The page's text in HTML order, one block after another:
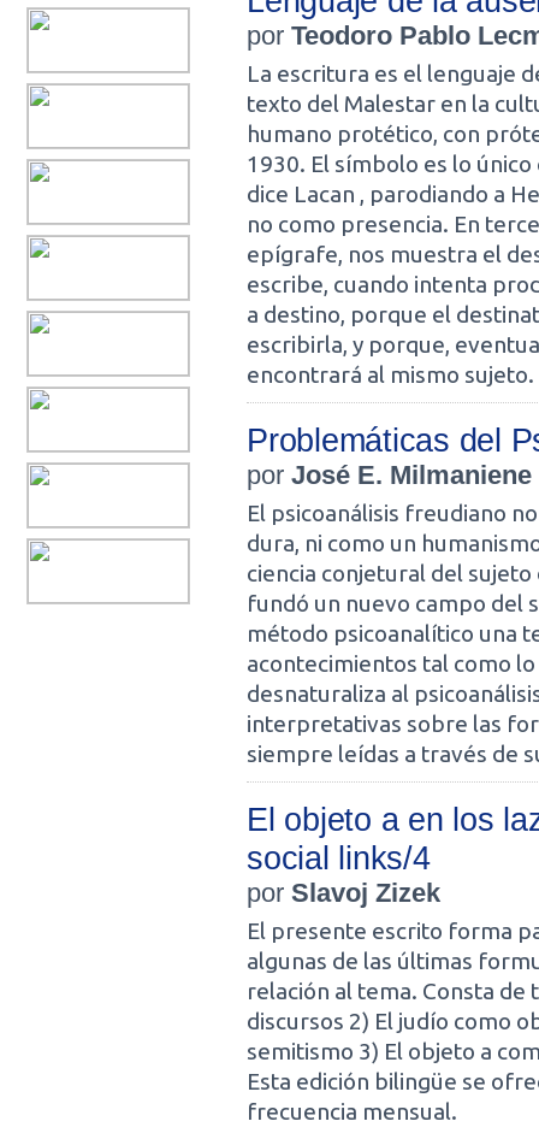
por Teodoro Pablo
La escritura es el lenguaje
texto del Malestar en la
humano protético, con
1930. El símbolo es lo
dice Lacan , parodiando a
no como presencia. En
epígrafe, nos muestra el
escribe, cuando intenta
a destino, porque el
escribirla, y porque,
encontrará al mismo sujeto.
Problemáticas del
por José E. Milmaniene
El psicoanálisis freudiano
dura, ni como un
ciencia conjetural del
fundó un nuevo campo del
método psicoanalítico una
acontecimientos tal como
desnaturaliza al
interpretativas sobre las
siempre leídas a través de
El objeto a en los
social links/4
por Slavoj Zizek
El presente escrito forma
algunas de las últimas
relación al tema. Consta de
discursos 2) El judío como
semitismo 3) El objeto a
Esta edición bilingüe se
frecuencia mensual.